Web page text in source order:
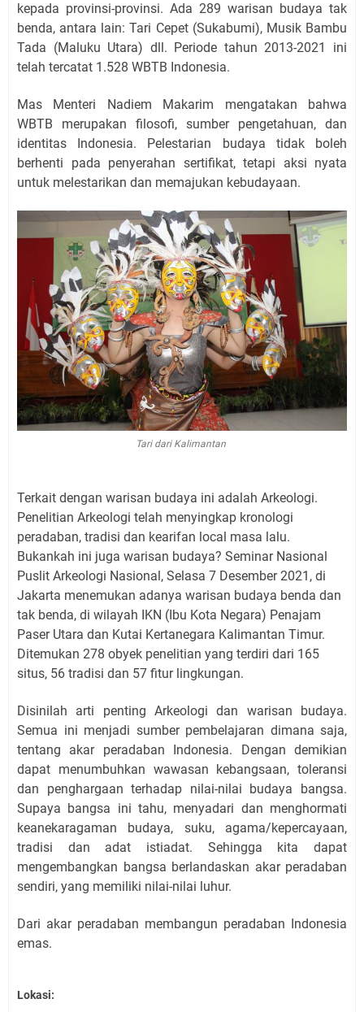
kepada provinsi-provinsi. Ada 289 warisan budaya tak
benda, antara lain: Tari Cepet (Sukabumi), Musik Bambu
Tada (Maluku Utara) dll. Periode tahun 2013-2021 ini
telah tercatat 1.528 WBTB Indonesia.
Mas Menteri Nadiem Makarim mengatakan bahwa
WBTB merupakan filosofi, sumber pengetahuan, dan
identitas Indonesia. Pelestarian budaya tidak boleh
berhenti pada penyerahan sertifikat, tetapi aksi nyata
untuk melestarikan dan memajukan kebudayaan.
Tari dari Kalimantan
Terkait dengan warisan budaya ini adalah Arkeologi.
Penelitian Arkeologi telah menyingkap kronologi
peradaban, tradisi dan kearifan local masa lalu.
Bukankah ini juga warisan budaya? Seminar Nasional
Puslit Arkeologi Nasional, Selasa 7 Desember 2021, di
Jakarta menemukan adanya warisan budaya benda dan
tak benda, di wilayah IKN (Ibu Kota Negara) Penajam
Paser Utara dan Kutai Kertanegara Kalimantan Timur.
Ditemukan 278 obyek penelitian yang terdiri dari 165
situs, 56 tradisi dan 57 fitur lingkungan.
Disinilah arti penting Arkeologi dan warisan budaya.
Semua ini menjadi sumber pembelajaran dimana saja,
tentang akar peradaban Indonesia. Dengan demikian
dapat menumbuhkan wawasan kebangsaan, toleransi
dan penghargaan terhadap nilai-nilai budaya bangsa.
Supaya bangsa ini tahu, menyadari dan menghormati
keanekaragaman budaya, suku, agama/kepercayaan,
tradisi dan adat istiadat. Sehingga kita dapat
mengembangkan bangsa berlandaskan akar peradaban
sendiri, yang memiliki nilai-nilai luhur.
Dari akar peradaban membangun peradaban Indonesia
emas.
Lokasi: